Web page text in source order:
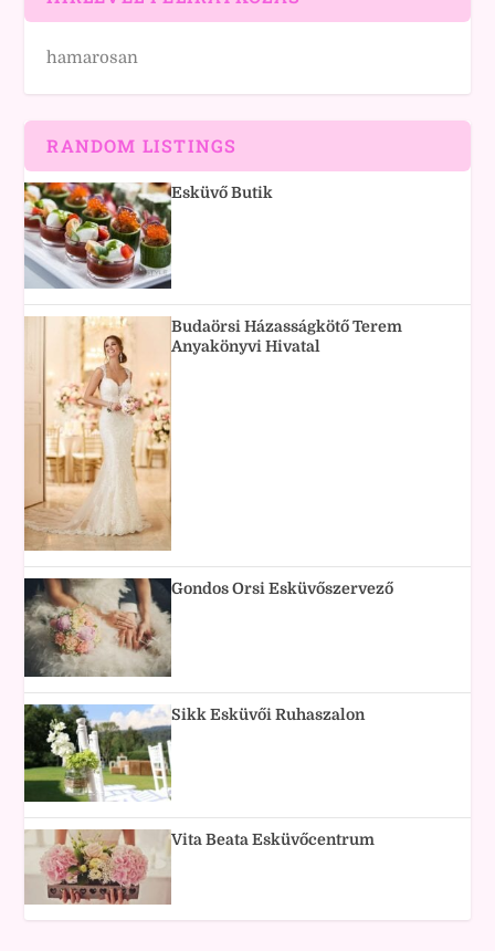
hamarosan
RANDOM LISTINGS
Esküvő Butik
Budaörsi Házasságkötő Terem
Anyakönyvi Hivatal
Gondos Orsi Esküvőszervező
Sikk Esküvői Ruhaszalon
Vita Beata Esküvőcentrum